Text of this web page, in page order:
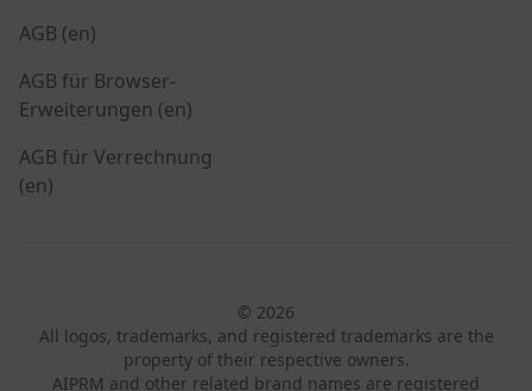
AGB (en)
AGB für Browser-
Erweiterungen (en)
AGB für Verrechnung
(en)
© 2026
All logos, trademarks, and registered trademarks are the
property of their respective owners.
AIPRM and other related brand names are registered